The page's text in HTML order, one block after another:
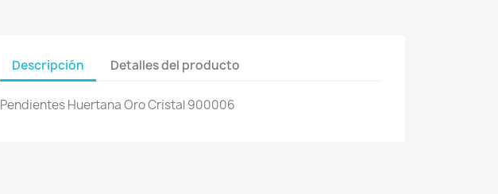
Descripción Detalles del producto
Pendientes Huertana Oro Cristal 900006